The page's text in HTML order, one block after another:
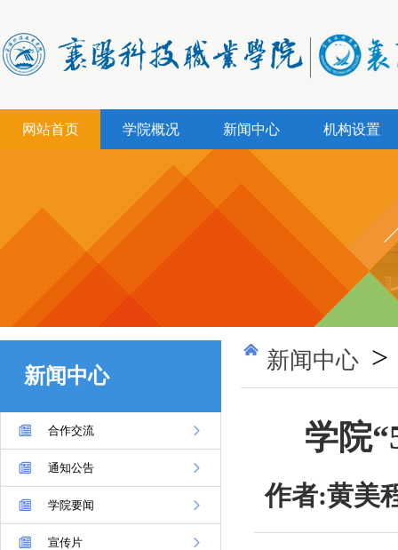
网站首页 学院概况 新闻中心 机构设置
新闻中心
合作交流
通知公告
学院要闻
宣传片
新闻中心 >
学院
作者:黄